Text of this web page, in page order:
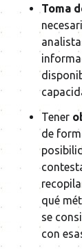
Toma
Tener
de
qué
se
con